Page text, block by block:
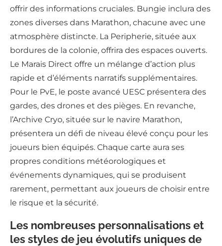
offrir des informations cruciales. Bungie inclura des
zones diverses dans Marathon, chacune avec une
atmosphère distincte. La Peripherie, située aux
bordures de la colonie, offrira des espaces ouverts.
Le Marais Direct offre un mélange d’action plus
rapide et d’éléments narratifs supplémentaires.
Pour le PvE, le poste avancé UESC présentera des
gardes, des drones et des pièges. En revanche,
l’Archive Cryo, située sur le navire Marathon,
présentera un défi de niveau élevé conçu pour les
joueurs bien équipés. Chaque carte aura ses
propres conditions météorologiques et
événements dynamiques, qui se produisent
rarement, permettant aux joueurs de choisir entre
le risque et la sécurité.
Les nombreuses personnalisations et
les styles de jeu évolutifs uniques de